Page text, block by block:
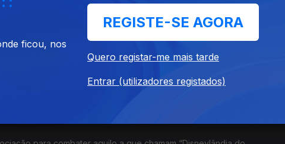
da República.
ficou, nos
REGISTE-SE AGORA
Quero registar-me mais tarde
Entrar (utilizadores registados)